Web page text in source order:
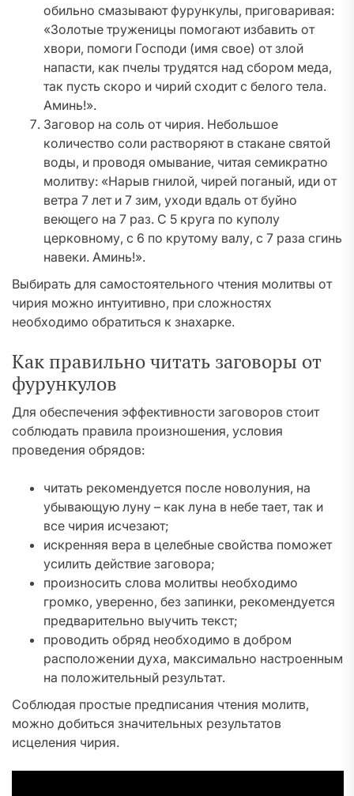
обильно смазывают фурункулы, приговаривая:
«Золотые труженицы помогают избавить от
хвори, помоги Господи (имя свое) от злой
напасти, как пчелы трудятся над сбором меда,
так пусть скоро и чирий сходит с белого тела.
Аминь!».
Заговор на соль от чирия. Небольшое
количество соли растворяют в стакане святой
воды, и проводя омывание, читая семикратно
молитву: «Нарыв гнилой, чирей поганый, иди от
ветра 7 лет и 7 зим, уходи вдаль от буйно
веющего на 7 раз. С 5 круга по куполу
церковному, с 6 по крутому валу, с 7 раза сгинь
навеки. Аминь!».
Выбирать для самостоятельного чтения молитвы от
чирия можно интуитивно, при сложностях
необходимо обратиться к знахарке.
Как правильно читать заговоры от
фурункулов
Для обеспечения эффективности заговоров стоит
соблюдать правила произношения, условия
проведения обрядов:
читать рекомендуется после новолуния, на
убывающую луну – как луна в небе тает, так и
все чирия исчезают;
искренняя вера в целебные свойства поможет
усилить действие заговора;
произносить слова молитвы необходимо
громко, уверенно, без запинки, рекомендуется
предварительно выучить текст;
проводить обряд необходимо в добром
расположении духа, максимально настроенным
на положительный результат.
Соблюдая простые предписания чтения молитв,
можно добиться значительных результатов
исцеления чирия.